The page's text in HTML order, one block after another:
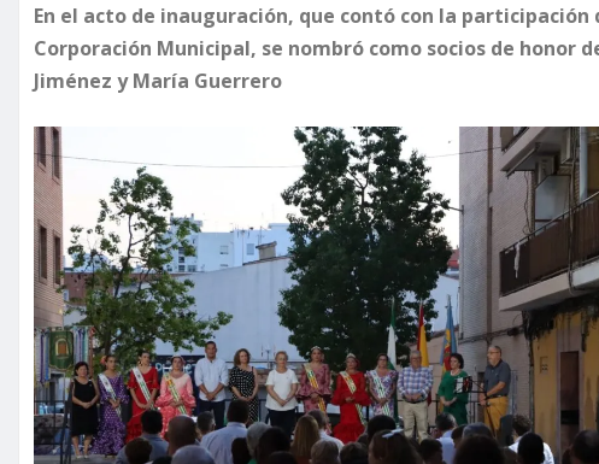
En el acto de inauguración, que contó con la participación
Corporación Municipal, se nombró como socios de honor
Jiménez y María Guerrero